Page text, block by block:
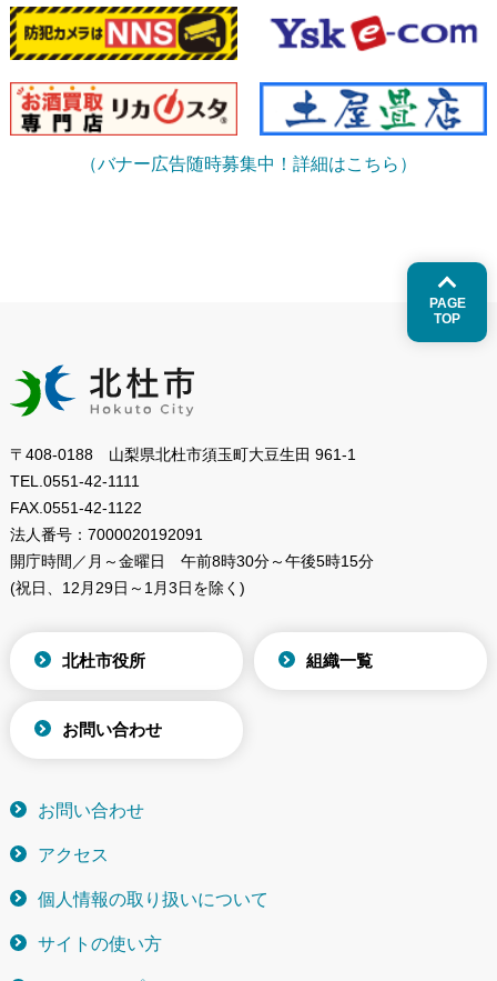
（バナー広告随時募集中！詳細はこちら）
PAGE
TOP
〒408-0188 山梨県北杜市須玉町大豆生田 961-1
TEL. 0551-42-1111
FAX. 0551-42-1122
法人番号： 7000020192091
開庁時間／月～金曜日
午前8時30分～午後5時15分
(祝日、12月29日～1月3日を除く)
北杜市役所 組織一覧
お問い合わせ
お問い合わせ
アクセス
個人情報の取り扱いについて
サイトの使い方